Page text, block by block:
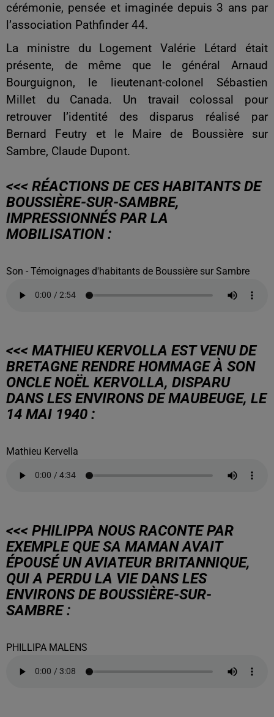
cérémonie, pensée et imaginée depuis 3 ans par
l’association Pathfinder 44.
La ministre du Logement Valérie Létard était
présente, de même que le général Arnaud
Bourguignon, le lieutenant-colonel Sébastien
Millet du Canada. Un travail colossal pour
retrouver l’identité des disparus réalisé par
Bernard Feutry et le Maire de Boussière sur
Sambre, Claude Dupont.
<<< RÉACTIONS DE CES HABITANTS DE
BOUSSIÈRE-SUR-SAMBRE,
IMPRESSIONNÉS PAR LA
MOBILISATION :
Son - Témoignages d'habitants de Boussière sur Sambre
<<< MATHIEU KERVOLLA EST VENU DE
BRETAGNE RENDRE HOMMAGE À SON
ONCLE NOËL KERVOLLA, DISPARU
DANS LES ENVIRONS DE MAUBEUGE, LE
14 MAI 1940 :
Mathieu Kervella
<<< PHILIPPA NOUS RACONTE PAR
EXEMPLE QUE SA MAMAN AVAIT
ÉPOUSÉ UN AVIATEUR BRITANNIQUE,
QUI A PERDU LA VIE DANS LES
ENVIRONS DE BOUSSIÈRE-SUR-
SAMBRE :
PHILLIPA MALENS